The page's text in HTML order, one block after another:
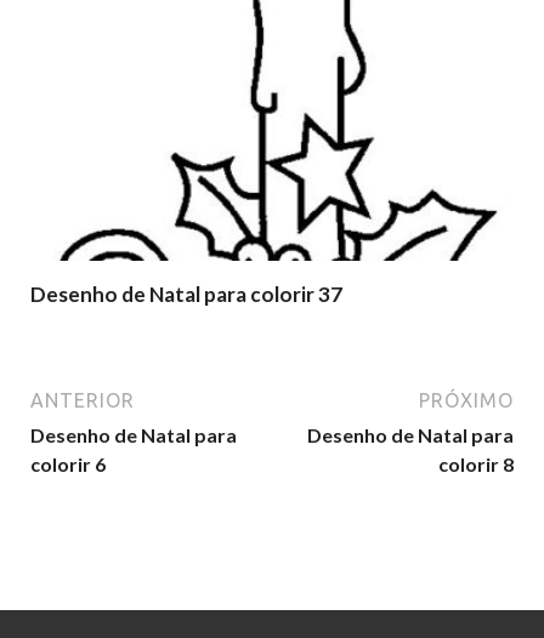
Desenho de Natal para colorir 37
ANTERIOR
Desenho de Natal para
colorir 6
PRÓXIMO
Desenho de Natal para
colorir 8